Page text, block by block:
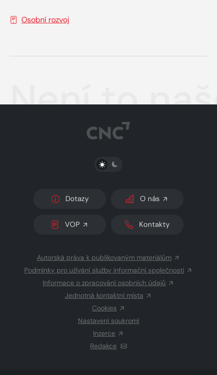
Osobní rozvoj
Není to
PŘEPNOUT SVĚTLÝ/TMAVÝ REŽIM
Dotazy O nás
VOP Kontakty
Autorská práva k publikovaným materiálům
Podmínky pro užívání služby informační společnosti
Informace o zpracování osobních údajů
Jednotná kontaktní místa
Cookies
Nastavení soukromí
Inzerce
Redakce